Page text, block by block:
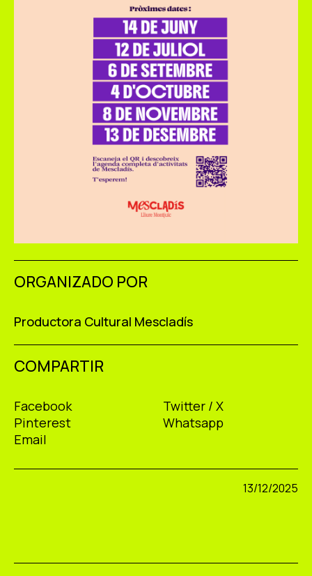
ORGANIZADO POR
Productora Cultural Mescladís
COMPARTIR
Facebook
Twitter / X
Pinterest
Whatsapp
Email
13/12/2025